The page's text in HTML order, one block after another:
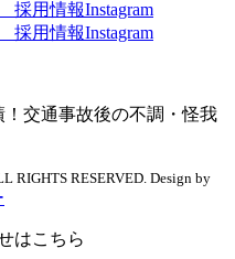
RIGHTS RESERVED. Design by